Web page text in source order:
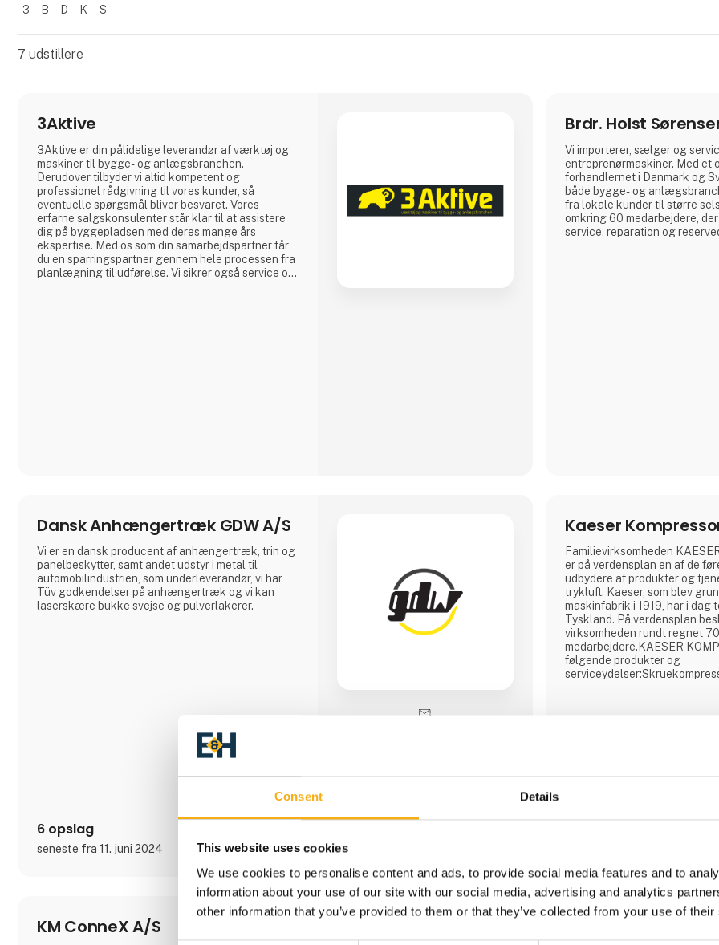
Consent Details
This website uses cookies
We use cookies to personalise content and ads, to provide social media features and to
information about your use of our site with our social media, advertising and analytics
other information that you’ve provided to them or that they’ve collected from your use of
Filtrer resultater
3 B D K S
7 udstillere
3Aktive
3Aktive er din pålidelige leverandør af værktøj og
maskiner til bygge- og anlægsbranchen.
Derudover tilbyder vi altid kompetent og
professionel rådgivning til vores kunder, så
eventuelle spørgsmål bliver besvaret. Vores
erfarne salgskonsulenter står klar til at assistere
dig på byggepladsen med deres mange års
ekspertise. Med os som din samarbejdspartner får
du en sparringspartner gennem hele processen fra
planlægning til udførelse. Vi sikrer også service og
Brdr. Holst
Vi importerer, sælger og
entreprenørmaskiner. Med et
forhandlernet i Danmark og
både bygge- og
fra lokale kunder til større
omkring 60 medarbejdere,
service, reparation og
Dansk Anhængertræk GDW A/S
Vi er en dansk producent af anhængertræk, trin og
panelbeskytter, samt andet udstyr i metal til
automobilindustrien, som underleverandør, vi har
Tüv godkendelser på anhængertræk og vi kan
laserskære bukke svejse og pulverlakerer.
6 opslag
seneste fra 11. juni 2024
Kaeser
Familievirksomheden
er på verdensplan en af de
udbydere af produkter og
trykluft. Kaeser, som blev
maskinfabrik i 1919, har i dag
Tyskland. På verdensplan
virksomheden rundt regnet
medarbejdere.KAESER
følgende produkter og
KM ConneX A/S